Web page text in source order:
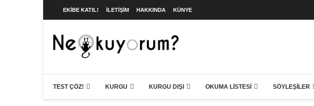
EKIBE KATIL! İLETIŞIM HAKKINDA KÜNYE
TEST ÇÖZ! KURGU KURGU DIŞI OKUMA LISTESI SÖYLEŞILER